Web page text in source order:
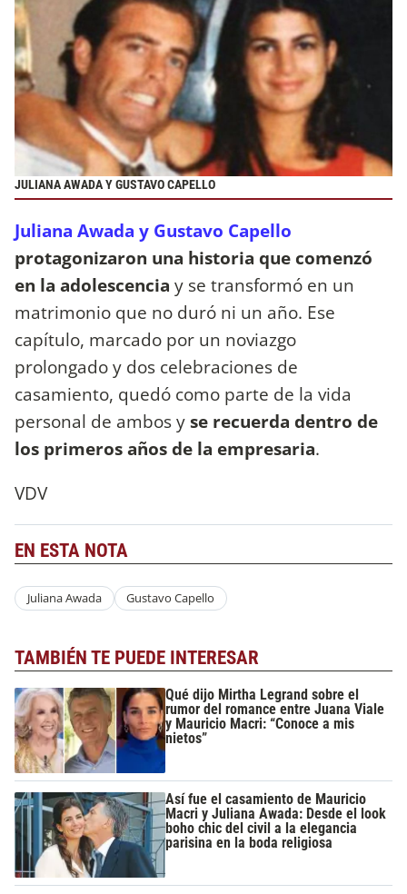
JULIANA AWADA Y GUSTAVO CAPELLO
Juliana Awada y Gustavo Capello
protagonizaron una historia que comenzó
en la adolescencia y se transformó en un
matrimonio que no duró ni un año. Ese
capítulo, marcado por un noviazgo
prolongado y dos celebraciones de
casamiento, quedó como parte de la vida
personal de ambos yse recuerda dentro de
los primeros años de la empresaria.
VDV
EN ESTA NOTA
Juliana Awada Gustavo Capello
TAMBIÉN TE PUEDE INTERESAR
Qué dijo Mirtha Legrand sobre el
rumor del romance entre Juana Viale
y Mauricio Macri: “Conoce a mis
nietos”
Así fue el casamiento de Mauricio
Macri y Juliana Awada: Desde el look
boho chic del civil a la elegancia
parisina en la boda religiosa